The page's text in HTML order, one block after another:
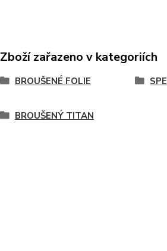
Zboží zařazeno v kategoriích
BROUŠENÉ FOLIE
BROUŠENÝ TITAN